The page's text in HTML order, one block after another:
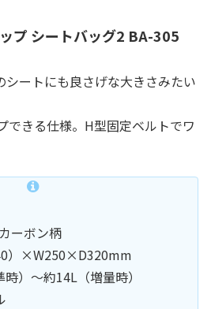
プ シートバッグ2 BA-305
シートにも良さげな大きさみたい
できる仕様。H型固定ベルトでワ
ーボン柄
）×W250×D320mm
）～約14L（増量時）